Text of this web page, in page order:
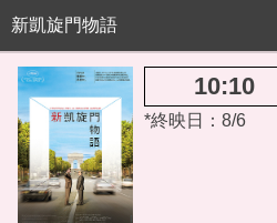
新凱旋門物語
10:10
*終映日：8/6